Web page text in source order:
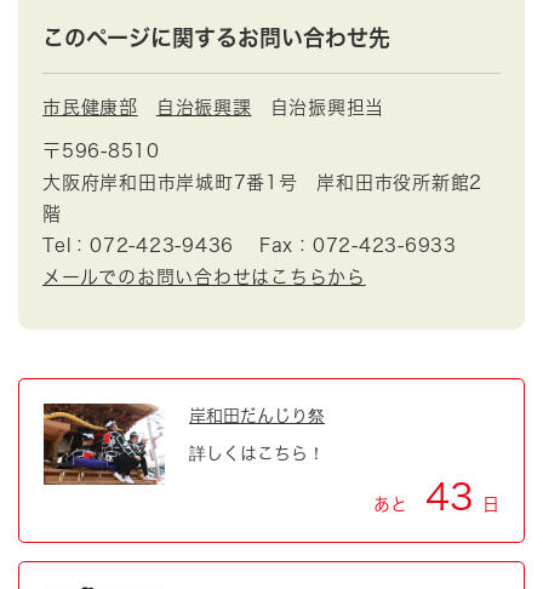
このページに関するお問い合わせ先
市民健康部 自治振興課 自治振興担当
〒596-8510
大阪府岸和田市岸城町7番1号 岸和田市役所新館2
階
Tel：072-423-9436
Fax：072-423-6933
メールでのお問い合わせはこちらから
岸和田だんじり祭
詳しくはこちら！
あと 43 日